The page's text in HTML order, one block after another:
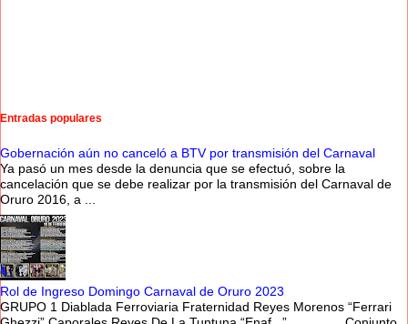
Entradas populares
Gobernación aún no canceló a BTV por transmisión del Carnaval
Ya pasó un mes desde la denuncia que se efectuó, sobre la
cancelación que se debe realizar por la transmisión del Carnaval de
Oruro 2016, a ...
Rol de Ingreso Domingo Carnaval de Oruro 2023
GRUPO 1 Diablada Ferroviaria Fraternidad Reyes Morenos “Ferrari